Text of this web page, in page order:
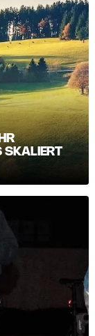
SKALIERT